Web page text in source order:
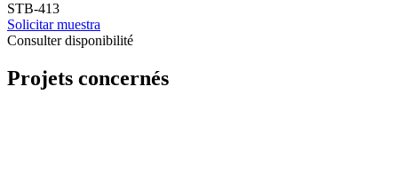
STB-413
Solicitar muestra
Consulter disponibilité
Projets concernés